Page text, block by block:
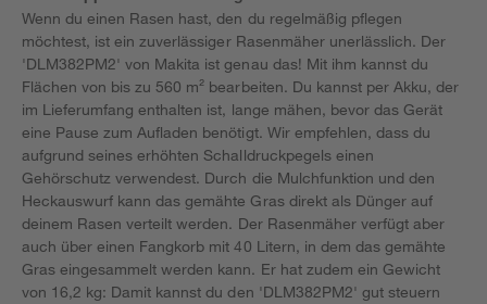
Wenn du einen Rasen hast, den du regelmäßig pflegen
möchtest, ist ein zuverlässiger Rasenmäher unerlässlich. Der
'DLM382PM2' von Makita ist genau das! Mit ihm kannst du
Flächen von bis zu 560 m² bearbeiten. Du kannst per Akku, der
im Lieferumfang enthalten ist, lange mähen, bevor das Gerät
eine Pause zum Aufladen benötigt. Wir empfehlen, dass du
aufgrund seines erhöhten Schalldruckpegels einen
Gehörschutz verwendest. Durch die Mulchfunktion und den
Heckauswurf kann das gemähte Gras direkt als Dünger auf
deinem Rasen verteilt werden. Der Rasenmäher verfügt aber
auch über einen Fangkorb mit 40 Litern, in dem das gemähte
Gras eingesammelt werden kann. Er hat zudem ein Gewicht
von 16,2 kg: Damit kannst du den 'DLM382PM2' gut steuern